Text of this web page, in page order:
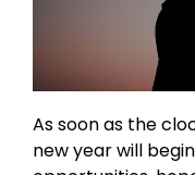
As soon as the
new year will